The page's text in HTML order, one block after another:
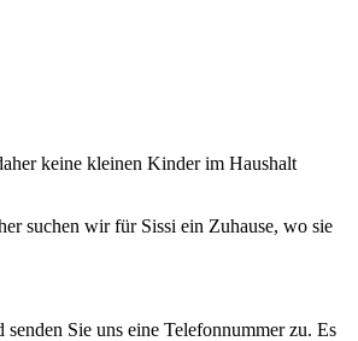
keine kleinen Kinder im Haushalt
suchen wir für Sissi ein Zuhause, wo sie
Sie uns eine Telefonnummer zu. Es